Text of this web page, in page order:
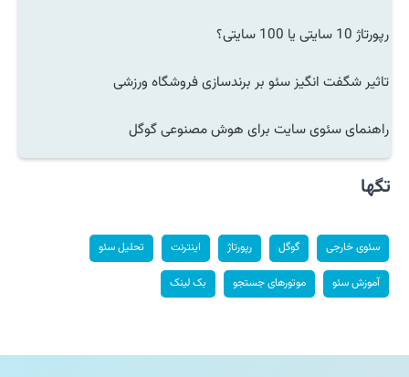
رپورتاژ 10 سایتی یا 100 سایتی؟
تاثیر شگفت انگیز سئو بر برندسازی فروشگاه ورزشی
راهنمای سئوی سایت برای هوش مصنوعی گوگل
تگها
سئوی خارجی گوگل رپورتاژ اینترنت تحلیل سئو
آموزش سئو موتورهای جستجو بک لینک